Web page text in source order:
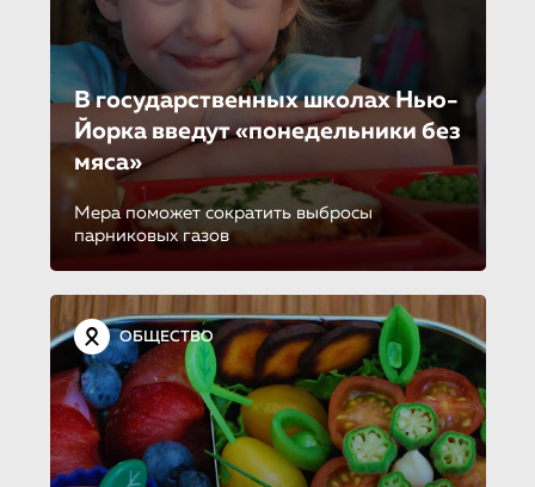
В государствен­ных школах Нью-
Йорка введут «понедель­ни­ки без
мяса»
Мера поможет сократить выбросы
парниковых газов
ОБЩЕСТВО